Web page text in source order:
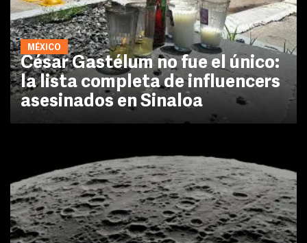
MÉXICO
César Gastélum no fue el único:
la lista completa de influencers
asesinados en Sinaloa